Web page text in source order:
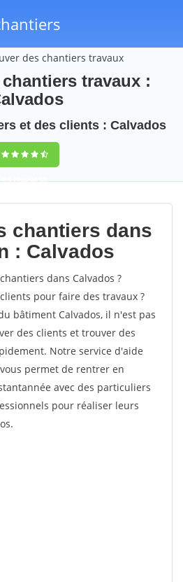
des chantiers travaux
travaux :
et des clients : Calvados
9,5(100%)55
votes
chantiers dans
: Calvados
dans Calvados ?
pour faire des travaux ?
bâtiment Calvados, il n'est pas
des clients et trouver des
Notre service d'aide
permet de rentrer en
avec des particuliers
pour réaliser leurs